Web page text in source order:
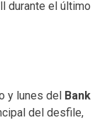
durante el último
y lunes del Bank
del desfile,